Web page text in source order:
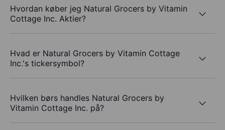
Hvordan køber jeg Natural Grocers by Vitamin
Cottage Inc. Aktier?
Hvad er Natural Grocers by Vitamin Cottage
Inc.'s tickersymbol?
Hvilken børs handles Natural Grocers by
Vitamin Cottage Inc. på?